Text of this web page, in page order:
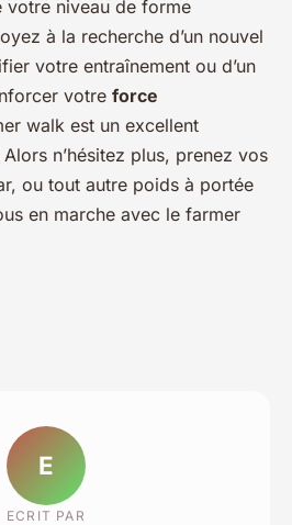
niveau de forme
à la recherche d’un nouvel
votre entraînement ou d’un
votre force
walk est un excellent
n’hésitez plus, prenez vos
ou tout autre poids à portée
en marche avec le farmer
E
ECRIT PAR